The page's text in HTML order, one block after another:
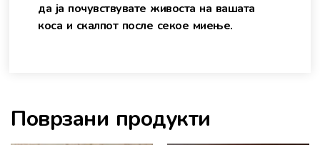
да ја почувствувате живоста на вашата
коса и скалпот после секое миење.
Поврзани продукти